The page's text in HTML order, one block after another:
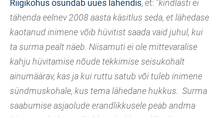
Riigikohus osundab uues lahendis, et: "kindlasti ei
tähenda eelnev 2008 aasta käsitlus seda, et lähedase
kaotanud inimene võib hüvitist saada vaid juhul, kui
ta surma pealt näeb. Niisamuti ei ole mittevaralise
kahju hüvitamise nõude tekkimise seisukohalt
ainumäärav, kas ja kui ruttu satub või tuleb inimene
sündmuskohale, kus tema lähedane hukkus. Surma
saabumise asjaolude erandlikkusele peab andma